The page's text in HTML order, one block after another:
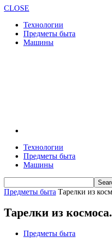
CLOSE
Технологии
Предметы быта
Машины
Технологии
Предметы быта
Машины
Предметы быта Тарелки из
Тарелки из
Предметы быта